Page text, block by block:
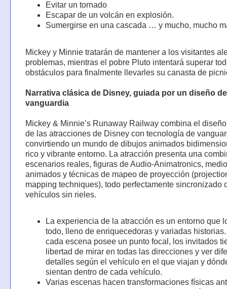
Evitar un tornado
Escapar de un volcán en explosión.
Sumergirse en una cascada … y mucho, mucho
Mickey y Minnie tratarán de mantener a los visitantes
problemas, mientras el pobre Pluto intentará superar
obstáculos para finalmente llevarles su canasta de
Narrativa clásica de Disney, guiada por un diseño de
vanguardia
Mickey & Minnie’s Runaway Railway combina el
de las atracciones de Disney con tecnología de
convirtiendo un mundo de dibujos animados
rico y vibrante entorno. La atracción presenta una
escenarios reales, figuras de Audio-Animatronics,
animados y técnicas de mapeo de proyección
mapping techniques), todo perfectamente sincronizado
vehículos sin rieles.
La experiencia de la atracción es un entorno que
todo, lleno de enriquecedoras y variadas
cada escena posee un punto focal, los invitados
libertad de mirar en todas las direcciones y ver
detalles según el vehículo en el que viajan y
sientan dentro de cada vehículo.
Varias escenas hacen transformaciones físicas